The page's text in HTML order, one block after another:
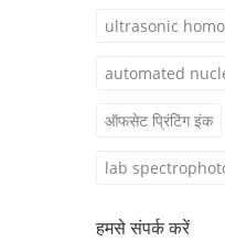
ultrasonic
automated
ऑफसेट प्रिंटिंग इंक
lab
हमसे संपर्क करें